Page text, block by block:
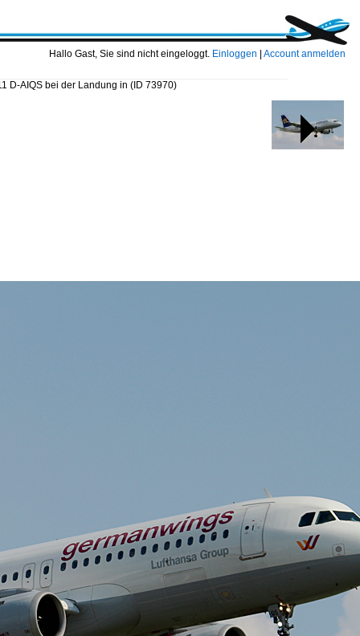
Hallo Gast, Sie sind nicht eingeloggt. Einloggen Account anmelden
D-AIQS bei der Landung in (ID 73970)